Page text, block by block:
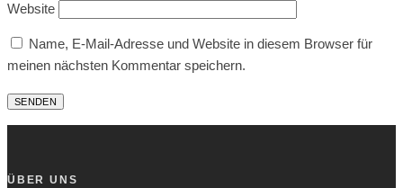
Website
Name, E-Mail-Adresse und Website in diesem Browser für
meinen nächsten Kommentar speichern.
ÜBER UNS